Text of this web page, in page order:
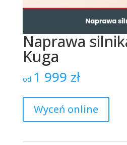
Naprawa
Kuga
od 1 999 zł
Wyceń online